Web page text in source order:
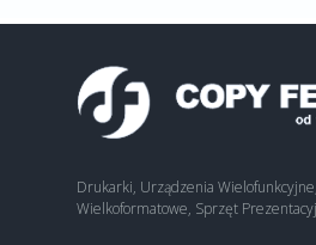
Drukarki, Urządzenia
Wielkoformatowe, Sprzęt